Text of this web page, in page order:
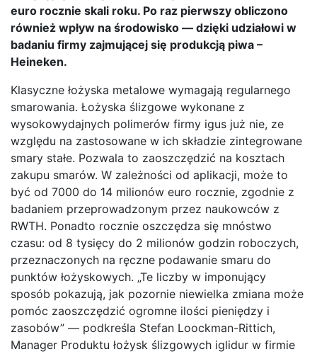
euro rocznie skali roku. Po raz pierwszy obliczono
również wpływ na środowisko — dzięki udziałowi w
badaniu firmy zajmującej się produkcją piwa –
Heineken.
Klasyczne łożyska metalowe wymagają regularnego
smarowania. Łożyska ślizgowe wykonane z
wysokowydajnych polimerów firmy igus już nie, ze
względu na zastosowane w ich składzie zintegrowane
smary stałe. Pozwala to zaoszczędzić na kosztach
zakupu smarów. W zależności od aplikacji, może to
być od 7000 do 14 milionów euro rocznie, zgodnie z
badaniem przeprowadzonym przez naukowców z
RWTH. Ponadto rocznie oszczędza się mnóstwo
czasu: od 8 tysięcy do 2 milionów godzin roboczych,
przeznaczonych na ręczne podawanie smaru do
punktów łożyskowych. „Te liczby w imponujący
sposób pokazują, jak pozornie niewielka zmiana może
pomóc zaoszczędzić ogromne ilości pieniędzy i
zasobów” — podkreśla Stefan Loockman-Rittich,
Manager Produktu łożysk ślizgowych iglidur w firmie